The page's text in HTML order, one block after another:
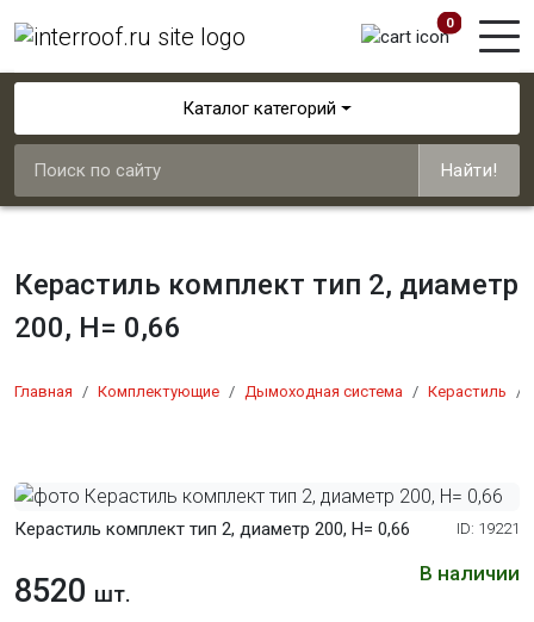
0
Каталог категорий
Найти!
Керастиль комплект тип 2, диаметр
200, H= 0,66
Главная Комплектующие Дымоходная система Керастиль
Керастиль комплект тип 2, диаметр 200, H= 0,66 ID: 19221
В наличии
8520 шт.